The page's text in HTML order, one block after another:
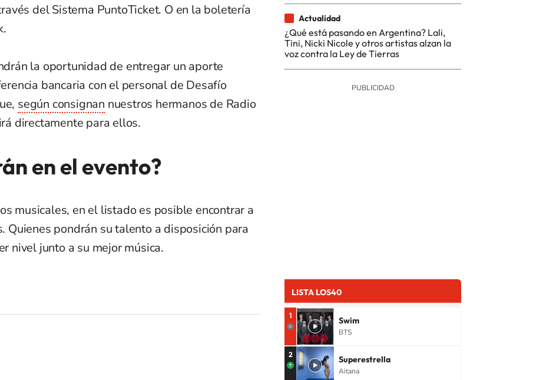
del Sistema PuntoTicket. O en la boletería
la oportunidad de entregar un aporte
bancaria con el personal de Desafío
según consignan nuestros hermanos de Radio
directamente para ellos.
en el evento?
musicales, en el listado es posible encontrar a
Quienes pondrán su talento a disposición para
nivel junto a su mejor música.
Actualidad
¿Qué está pasando en Argentina? Lali,
Tini, Nicki Nicole y otros artistas alzan la
voz contra la Ley de Tierras
LISTA LOS40
1 Swim
BTS
2 Superestrella
Aitana